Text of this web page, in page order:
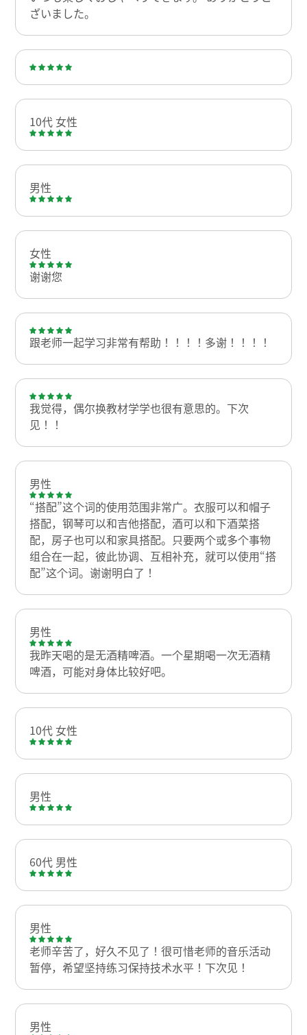
ざいました。
10代 女性
男性
女性
谢谢您
跟老师一起学习非常有帮助！！！！多谢！！！！
我觉得，偶尔换教材学学也很有意思的。下次
见！！
男性
“搭配”这个词的使用范围非常广。衣服可以和帽子
搭配，钢琴可以和吉他搭配，酒可以和下酒菜搭
配，房子也可以和家具搭配。只要两个或多个事物
组合在一起，彼此协调、互相补充，就可以使用“搭
配”这个词。谢谢明白了！
男性
我昨天喝的是无酒精啤酒。一个星期喝一次无酒精
啤酒，可能对身体比较好吧。
10代 女性
男性
60代 男性
男性
老师辛苦了，好久不见了！很可惜老师的音乐活动
暂停，希望坚持练习保持技术水平！下次见！
男性